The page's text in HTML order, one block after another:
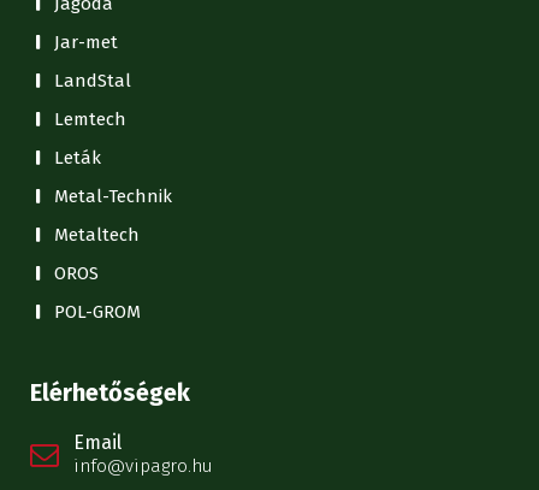
Jar-met
LandStal
Lemtech
Leták
Metal-Technik
Metaltech
OROS
POL-GROM
Elérhetőségek
Email
info@vipagro.hu